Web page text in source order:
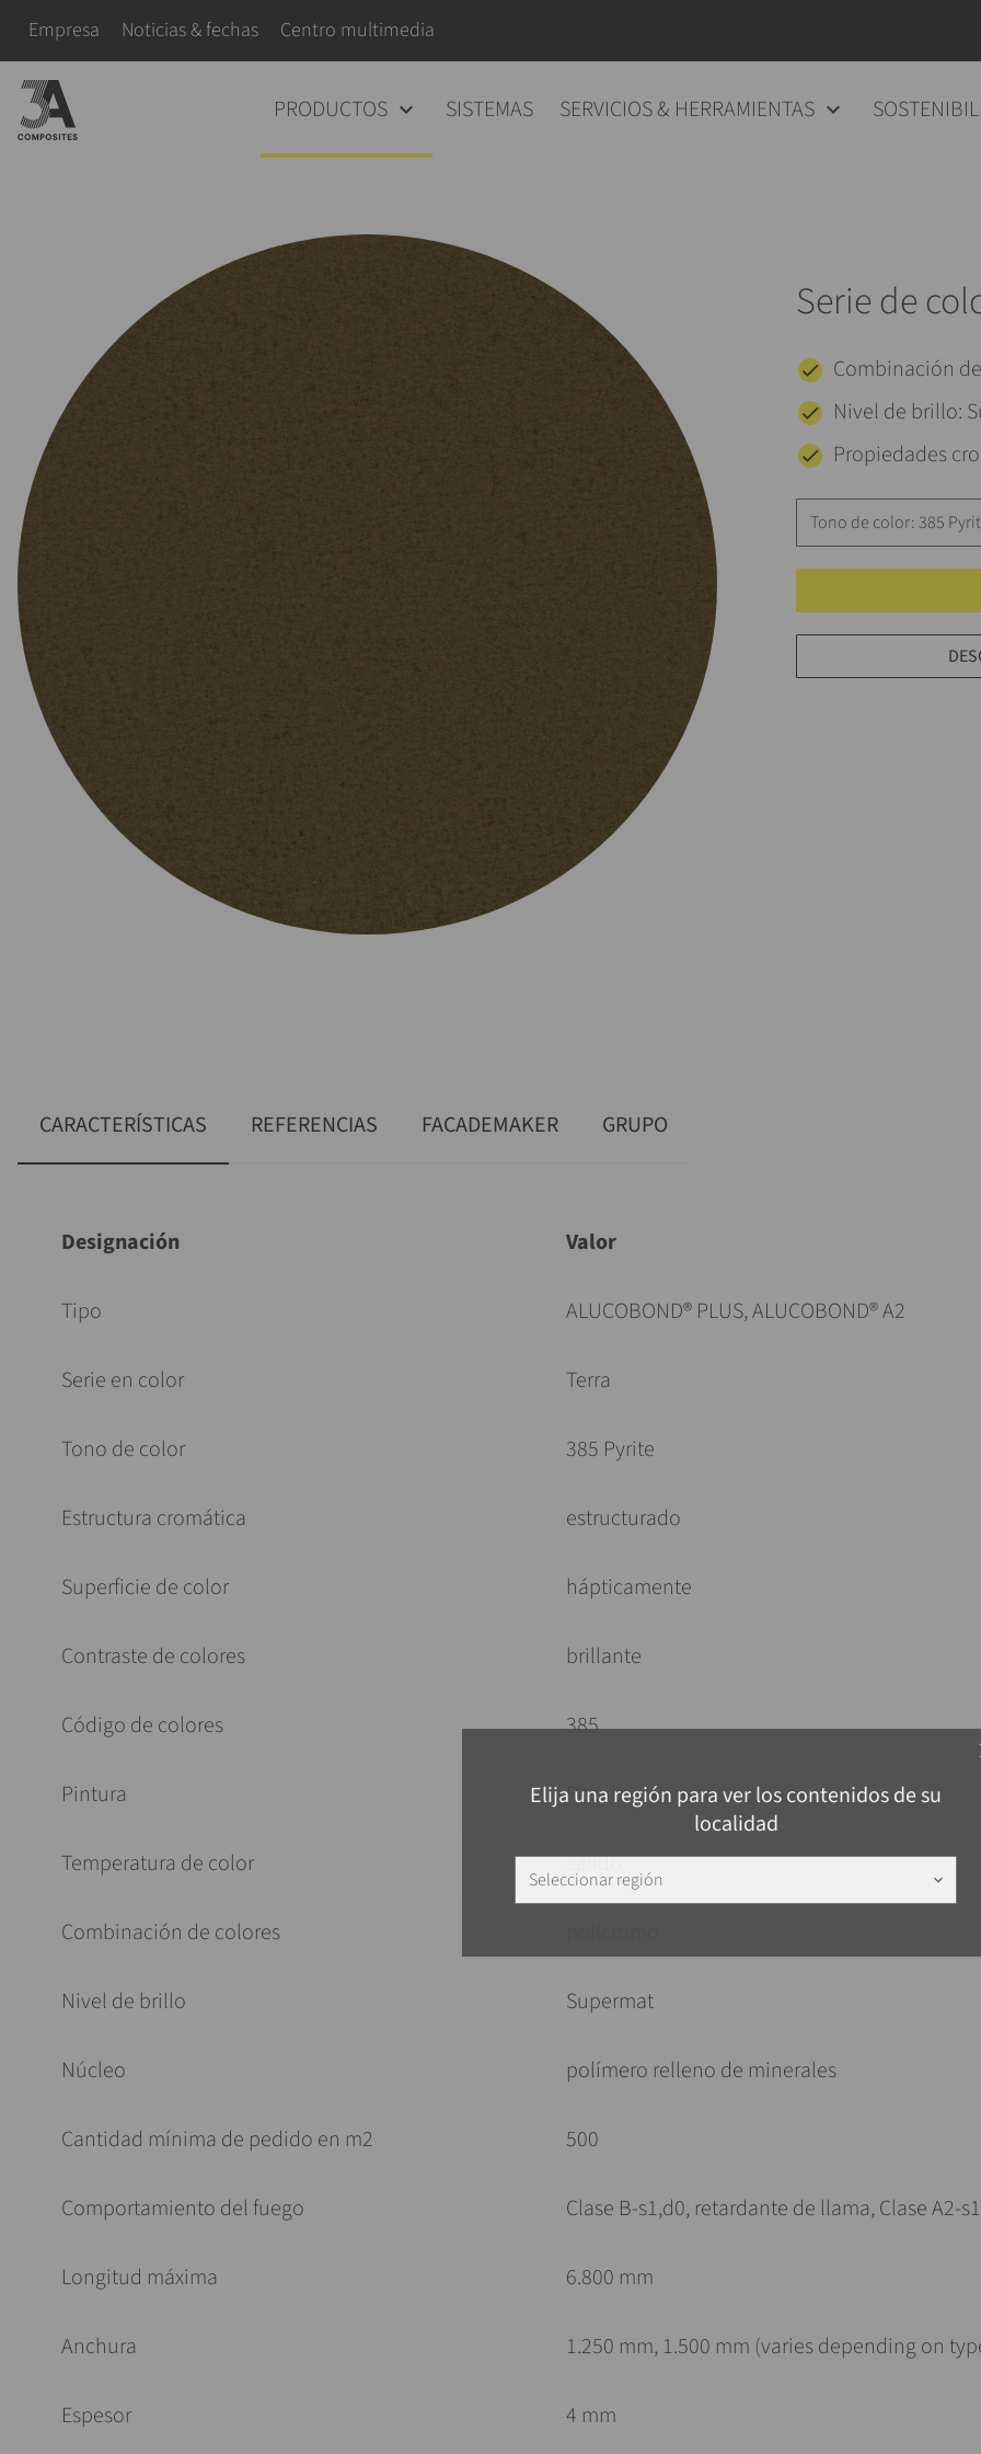
Saltar navegación
Empresa Noticias & fechas Centro multimedia
PRODUCTOS SISTEMAS SERVICIOS & HERRAMIENTAS
búsqueda
Elija una región para ver los contenidos de su
localidad
Seleccionar región keyboard_arrow_down
Serie de
Combinación
Nivel de brillo:
Propiedades
Tono de color: 385
CARACTERÍSTICAS REFERENCIAS FACADEMAKER GRUPO
Designación Valor
Tipo ALUCOBOND® PLUS, ALUCOBOND® A2
Serie en color Terra
Tono de color 385 Pyrite
Estructura cromática estructurado
Superficie de color hápticamente
Contraste de colores brillante
Código de colores 385
Pintura Recubrimiento de bobinas
Temperatura de color cálido
Combinación de colores
Nivel de brillo Supermat
Núcleo polímero relleno de minerales
Cantidad mínima de pedido en m2 500
Comportamiento del fuego Clase B-s1,d0, retardante de llama, Clase A2-
Longitud máxima 6.800 mm
Anchura 1.250 mm, 1.500 mm (varies depending on
Espesor 4 mm